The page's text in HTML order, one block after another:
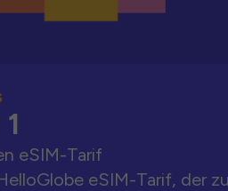
eSIM-Tarif
eSIM-Tarif, der